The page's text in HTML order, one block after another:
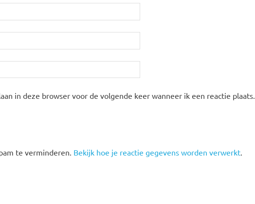
in deze browser voor de volgende keer wanneer ik een reactie plaats.
te verminderen. Bekijk hoe je reactie gegevens worden verwerkt.